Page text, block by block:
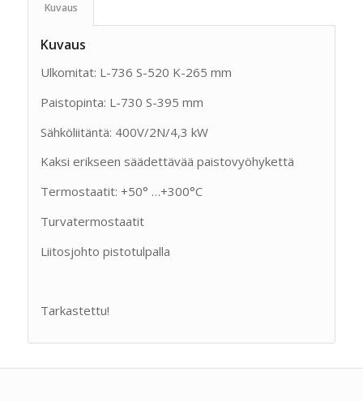
Kuvaus
Kuvaus
Ulkomitat: L-736 S-520 K-265 mm
Paistopinta: L-730 S-395 mm
Sähköliitäntä: 400V/2N/4,3 kW
Kaksi erikseen säädettävää paistovyöhykettä
Termostaatit: +50° …+300°C
Turvatermostaatit
Liitosjohto pistotulpalla
Tarkastettu!